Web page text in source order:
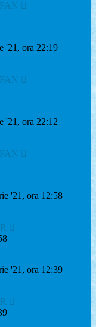
'21, ora 22:19
'21, ora 22:12
'21, ora 12:58
'21, ora 12:39